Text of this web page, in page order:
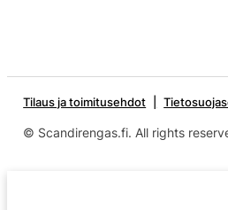
Tilaus ja toimitusehdot
© Scandirengas.fi. All rights